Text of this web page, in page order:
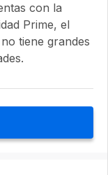
con la
Prime, el
tiene grandes